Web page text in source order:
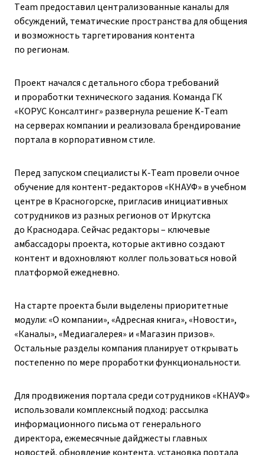
Team предоставил централизованные каналы для
обсуждений, тематические пространства для общения
и возможность таргетирования контента
по регионам.
Проект начался с детального сбора требований
и проработки технического задания. Команда ГК
«КОРУС Консалтинг» развернула решение K-Team
на серверах компании и реализовала брендирование
портала в корпоративном стиле.
Перед запуском специалисты K-Team провели очное
обучение для контент-редакторов «КНАУФ» в учебном
центре в Красногорске, пригласив инициативных
сотрудников из разных регионов от Иркутска
до Краснодара. Сейчас редакторы – ключевые
амбассадоры проекта, которые активно создают
контент и вдохновляют коллег пользоваться новой
платформой ежедневно.
На старте проекта были выделены приоритетные
модули: «О компании», «Адресная книга», «Новости»,
«Каналы», «Медиагалерея» и «Магазин призов».
Остальные разделы компания планирует открывать
постепенно по мере проработки функциональности.
Для продвижения портала среди сотрудников «КНАУФ»
использовали комплексный подход: рассылка
информационного письма от генерального
директора, ежемесячные дайджесты главных